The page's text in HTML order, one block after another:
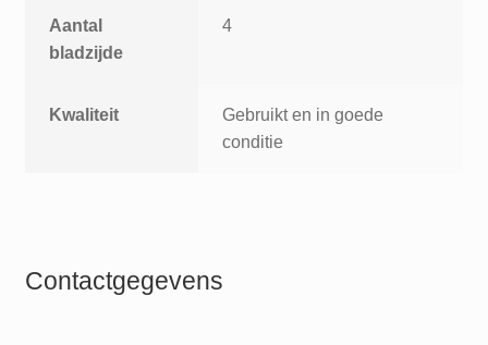
Aantal
bladzijde
4
Kwaliteit
Gebruikt en in goede
conditie
Contactgegevens